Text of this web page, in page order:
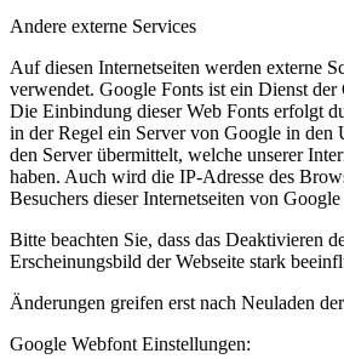
Kinder- und
Mitglied werden
Andere externe Services
Auf diesen Internetseiten werden externe
verwendet. Google Fonts ist ein Dienst
Die Einbindung dieser Web Fonts erfolgt
in der Regel ein Server von Google in
den Server übermittelt, welche unserer
haben. Auch wird die IP-Adresse des
Besuchers dieser Internetseiten von Google
Bitte beachten Sie, dass das Deaktivieren
Erscheinungsbild der Webseite stark
Änderungen greifen erst nach Neuladen
Google Webfont Einstellungen: